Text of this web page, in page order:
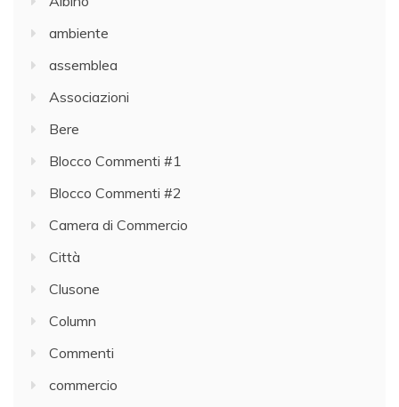
ambiente
assemblea
Associazioni
Bere
Blocco Commenti #1
Blocco Commenti #2
Camera di Commercio
Città
Clusone
Column
Commenti
commercio